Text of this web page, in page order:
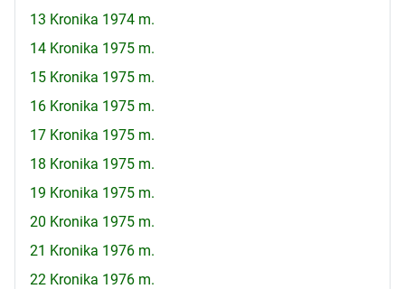
13 Kronika 1974 m.
14 Kronika 1975 m.
15 Kronika 1975 m.
16 Kronika 1975 m.
17 Kronika 1975 m.
18 Kronika 1975 m.
19 Kronika 1975 m.
20 Kronika 1975 m.
21 Kronika 1976 m.
22 Kronika 1976 m.